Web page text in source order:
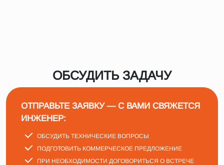
ОБСУДИТЬ ЗАДАЧУ
ОТПРАВЬТЕ ЗАЯВКУ — С ВАМИ СВЯЖЕТСЯ
ИНЖЕНЕР:
ОБСУДИТЬ ТЕХНИЧЕСКИЕ ВОПРОСЫ
ПОДГОТОВИТЬ КОММЕРЧЕСКОЕ ПРЕДЛОЖЕНИЕ
ПРИ НЕОБХОДИМОСТИ ДОГОВОРИТЬСЯ О ВСТРЕЧЕ